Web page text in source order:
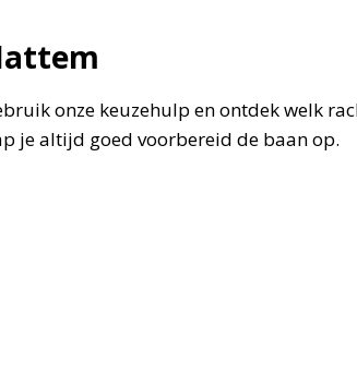
onze keuzehulp en ontdek welk
je altijd goed voorbereid de baan op.